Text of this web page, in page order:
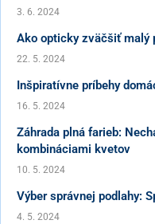
3. 6. 2024
Ako opticky zväčšiť malý
22. 5. 2024
Inšpiratívne príbehy
16. 5. 2024
Záhrada plná farieb:
kombináciami kvetov
10. 5. 2024
Výber správnej podlahy:
4. 5. 2024